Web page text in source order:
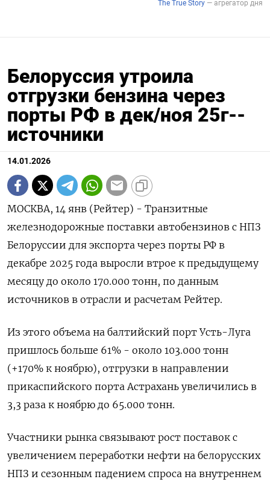
Белоруссия утроила
отгрузки бензина через
порты РФ в дек/ноя 25г--
источники
14.01.2026
МОСКВА, 14 янв (Рейтер) - Транзитные
железнодорожные поставки автобензинов с НПЗ
Белоруссии для экспорта через порты РФ в
декабре 2025 года выросли втрое к предыдущему
месяцу до около 170.000 тонн, по данным
источников в отрасли и расчетам Рейтер.
Из этого объема на ⁠балтийский порт Усть-Луга
пришлось больше 61% - около 103.000 тонн
(+170% к ноябрю), отгрузки в направлении
прикаспийского порта Астрахань увеличились в
3,3 раза к ноябрю до 65.000 тонн.
Участники рынка связывают рост поставок с
увеличением переработки нефти на ⁠белорусских
НПЗ и сезонным падением ​спроса на внутреннем